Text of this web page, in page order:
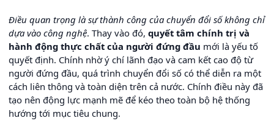
Điều quan trọng là sự thành công của chuyển đổi số không chỉ
dựa vào công nghệ. Thay vào đó, quyết tâm chính trị và
hành động thực chất của người đứng đầu mới là yếu tố
quyết định. Chính nhờ ý chí lãnh đạo và cam kết cao độ từ
người đứng đầu, quá trình chuyển đổi số có thể diễn ra một
cách liên thông và toàn diện trên cả nước. Chính điều này đã
tạo nên động lực mạnh mẽ để kéo theo toàn bộ hệ thống
hướng tới mục tiêu chung.